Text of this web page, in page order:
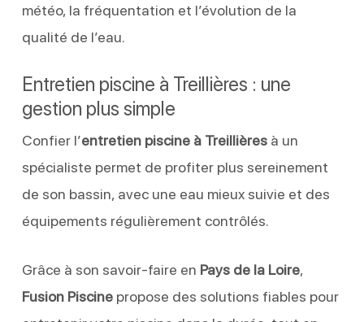
météo, la fréquentation et l’évolution de la
qualité de l’eau.
Entretien piscine à Treillières : une
gestion plus simple
Confier l’entretien piscine à Treillièresà un
spécialiste permet de profiter plus sereinement
de son bassin, avec une eau mieux suivie et des
équipements régulièrement contrôlés.
Grâce à son savoir-faire en Pays de la Loire,
Fusion Piscinepropose des solutions fiables pour